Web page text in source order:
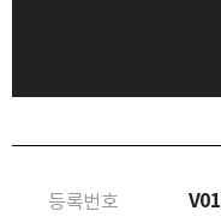
등록번호